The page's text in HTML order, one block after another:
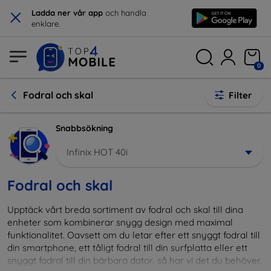
× Ladda ner vår app och handla
enklare.
0
Fodral och skal Filter
Snabbsökning
Infinix HOT 40i
Fodral och skal
Upptäck vårt breda sortiment av fodral och skal till dina
enheter som kombinerar snygg design med maximal
funktionalitet. Oavsett om du letar efter ett snyggt fodral till
din smartphone, ett tåligt fodral till din surfplatta eller ett
snyggt fodral till din bärbara dator, så har vi det du behöver.